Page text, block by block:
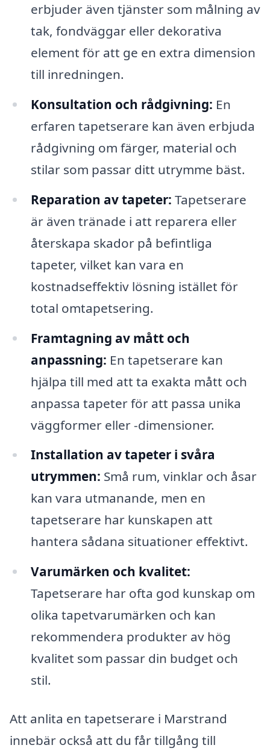
erbjuder även tjänster som målning av
tak, fondväggar eller dekorativa
element för att ge en extra dimension
till inredningen.
Konsultation och rådgivning: En
erfaren tapetserare kan även erbjuda
rådgivning om färger, material och
stilar som passar ditt utrymme bäst.
Reparation av tapeter: Tapetserare
är även tränade i att reparera eller
återskapa skador på befintliga
tapeter, vilket kan vara en
kostnadseffektiv lösning istället för
total omtapetsering.
Framtagning av mått och
anpassning: En tapetserare kan
hjälpa till med att ta exakta mått och
anpassa tapeter för att passa unika
väggformer eller -dimensioner.
Installation av tapeter i svåra
utrymmen: Små rum, vinklar och åsar
kan vara utmanande, men en
tapetserare har kunskapen att
hantera sådana situationer effektivt.
Varumärken och kvalitet:
Tapetserare har ofta god kunskap om
olika tapetvarumärken och kan
rekommendera produkter av hög
kvalitet som passar din budget och
stil.
Att anlita en tapetserare i Marstrand
innebär också att du får tillgång till